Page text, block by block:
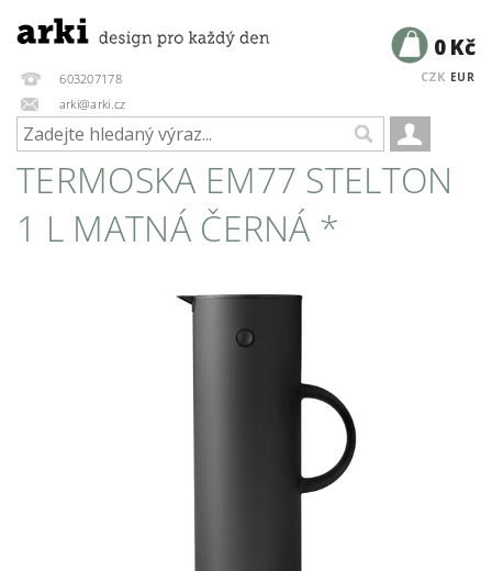
603207178
arki@arki.cz
CZK EUR
0 Kč
TERMOSKA EM77 STELTON
1 L MATNÁ ČERNÁ *